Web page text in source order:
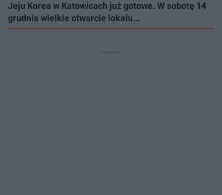
Jeju Korea w Katowicach już gotowe. W sobotę 14
grudnia wielkie otwarcie lokalu…